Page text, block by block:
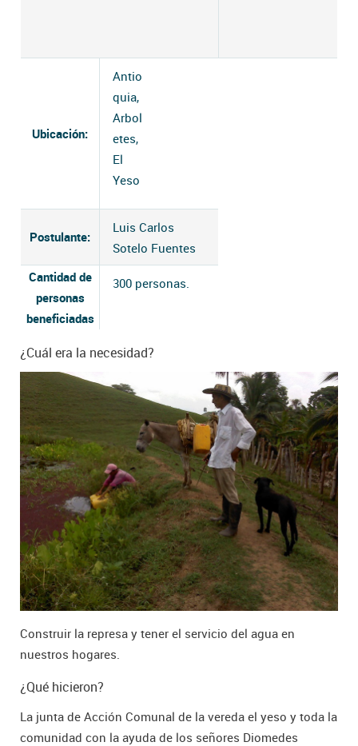
Ubicación:
Antio
quia,
Arbol
etes,
El
Yeso
Postulante:
Luis Carlos
Sotelo Fuentes
Cantidad de
personas
beneficiadas
300 personas.
¿Cuál era la necesidad?
Construir la represa y tener el servicio del agua en
nuestros hogares.
¿Qué hicieron?
La junta de Acción Comunal de la vereda el yeso y toda la
comunidad con la ayuda de los señores Diomedes